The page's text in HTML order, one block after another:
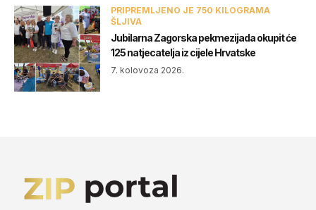
PRIPREMLJENO JE 750 KILOGRAMA
ŠLJIVA
Jubilarna Zagorska pekmezijada okupit će
125 natjecatelja iz cijele Hrvatske
7. kolovoza 2026.